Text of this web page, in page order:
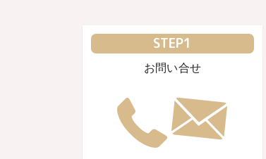
STEP1
お問い合せ